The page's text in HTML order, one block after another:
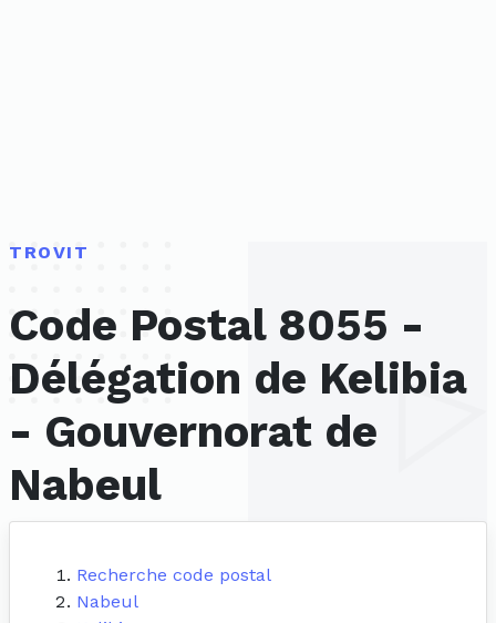
TROVIT
Code Postal 8055 -
Délégation de Kelibia
- Gouvernorat de
Nabeul
Recherche code postal
Nabeul